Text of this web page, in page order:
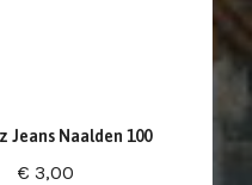
Jeans Naalden 100
€ 3,00